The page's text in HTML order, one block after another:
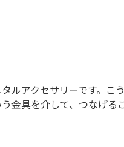
ルアクセサリーです。こ
金具を介して、つなげる